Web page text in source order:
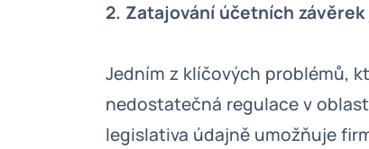
2. Zatajování účetních
Jedním z klíčových problémů,
nedostatečná regulace v
legislativa údajně umožňuje